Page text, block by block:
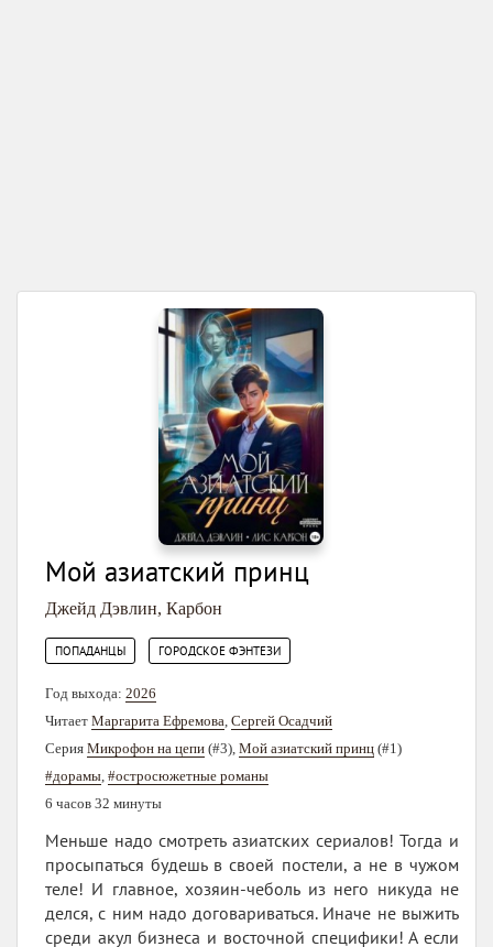
Мой азиатский принц
Джейд Дэвлин, Карбон
ПОПАДАНЦЫ ГОРОДСКОЕ ФЭНТЕЗИ
Год выхода: 2026
Читает Маргарита Ефремова Сергей Осадчий
Серия Микрофон на цепи (#3), Мой азиатский принц (#1)
#дорамы #остросюжетные романы
6 часов 32 минуты
Меньше надо смотреть азиатских сериалов! Тогда и
просыпаться будешь в своей постели, а не в чужом
теле! И главное, хозяин-чеболь из него никуда не
делся, с ним надо договариваться. Иначе не выжить
среди акул бизнеса и восточной специфики! А если